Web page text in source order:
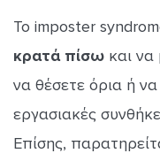
Το imposter
κρατά πίσω και να
να θέσετε όρια ή
εργασιακές
Επίσης,